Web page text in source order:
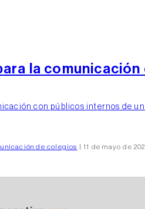
la
con públicos internos de
de colegios | 11 de mayo de